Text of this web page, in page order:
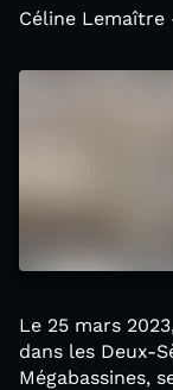
Céline Lemaître
Le 25 mars
dans les Deux-
Mégabassines,